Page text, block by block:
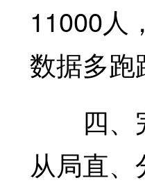
11000人
数据多跑
四、完
从局直